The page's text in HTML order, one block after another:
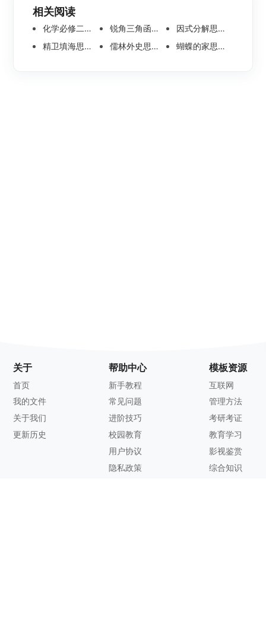
相关阅读
化学必修二思维导图合集，高中高清化学思维导图整理 锐角三角函数思维导图 | 数学思维导图分享
因式分解思维导图高清版-数学思维导图模板分享
精卫填海思维导图怎么画？高清版精卫填海思维导图模板分享
儒林外史思维导图大全|高清版免费思维导图模板 蝴蝶的家思维导图怎么画？高清版蝴蝶的家思维导图分享
关于
首页
我的文件
关于我们
更新历史
帮助中心
新手教程
常见问题
进阶技巧
校园教育
用户协议
隐私政策
模板资源
互联网
管理方法
考研考证
教育学习
影视鉴赏
综合知识